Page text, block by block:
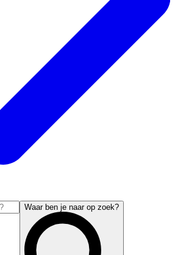
Waar ben je naar op zoek?